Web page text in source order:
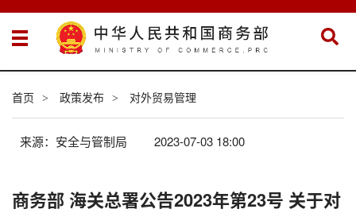
首页 > 政策发布 > 对外贸易管理
来源：安全与管制局 2023-07-03 18:00
商务部 海关总署公告2023年第23号 关于对